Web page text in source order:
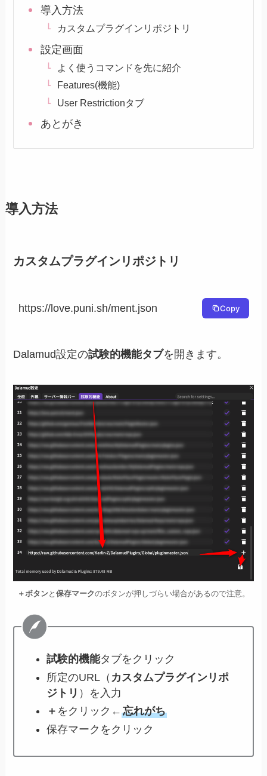
導入方法
カスタムプラグインリポジトリ
設定画面
よく使うコマンドを先に紹介
Features(機能)
User Restrictionタブ
あとがき
導入方法
カスタムプラグインリポジトリ
https://love.puni.sh/ment.json Copy
Dalamud設定の試験的機能タブを開きます。
＋ボタンと 保存マークのボタンが押しづらい場合があるので注意。
試験的機能タブをクリック
所定のURL（ カスタムプラグインリポ
ジトリ ）を入力
＋ をクリック←忘れがち
保存マークをクリック